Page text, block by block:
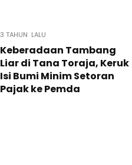
3 TAHUN LALU
Keberadaan Tambang
Liar di Tana Toraja, Keruk
Isi Bumi Minim Setoran
Pajak ke Pemda